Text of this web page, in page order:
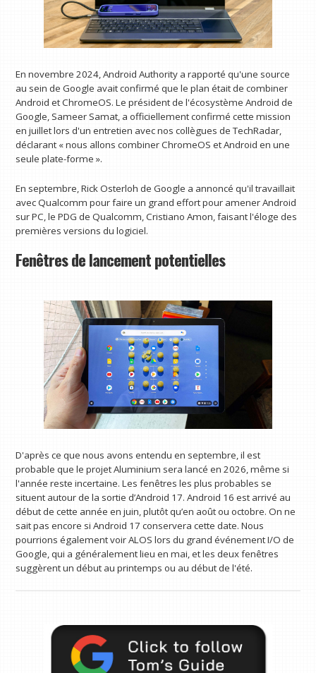
En novembre 2024, Android Authority a rapporté qu'une source
au sein de Google avait confirmé que le plan était de combiner
Android et ChromeOS. Le président de l'écosystème Android de
Google, Sameer Samat, a officiellement confirmé cette mission
en juillet lors d'un entretien avec nos collègues de TechRadar,
déclarant « nous allons combiner ChromeOS et Android en une
seule plate-forme ».
En septembre, Rick Osterloh de Google a annoncé qu'il travaillait
avec Qualcomm pour faire un grand effort pour amener Android
sur PC, le PDG de Qualcomm, Cristiano Amon, faisant l'éloge des
premières versions du logiciel.
Fenêtres de lancement potentielles
D'après ce que nous avons entendu en septembre, il est
probable que le projet Aluminium sera lancé en 2026, même si
l'année reste incertaine. Les fenêtres les plus probables se
situent autour de la sortie d’Android 17. Android 16 est arrivé au
début de cette année en juin, plutôt qu’en août ou octobre. On ne
sait pas encore si Android 17 conservera cette date. Nous
pourrions également voir ALOS lors du grand événement I/O de
Google, qui a généralement lieu en mai, et les deux fenêtres
suggèrent un début au printemps ou au début de l'été.